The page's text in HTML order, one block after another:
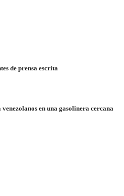
de prensa escrita
en una gasolinera cercana